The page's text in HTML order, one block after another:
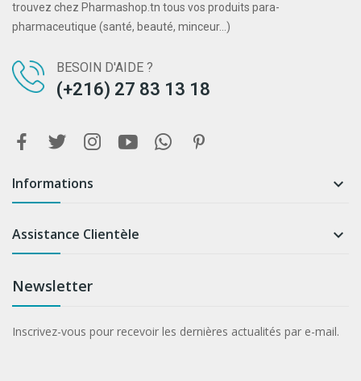
trouvez chez Pharmashop.tn tous vos produits para-
pharmaceutique (santé, beauté, minceur...)
BESOIN D'AIDE ?
(+216) 27 83 13 18
Informations 
Assistance Clientèle 
Newsletter
Inscrivez-vous pour recevoir les dernières actualités par e-mail.